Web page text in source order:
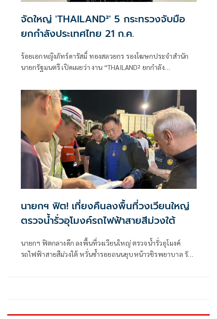
จัดใหญ่ 'THAILAND²' 5 กระทรวงจับมือ
ยกกำลังประเทศไทย 21 ก.ค.
ร้อยเอกหญิงภัทร์ดารัสมิ์ ทองสลวยกร รองโฆษกประจำสำนัก
นายกรัฐมนตรี เปิดเผยว่า งาน “THAILAND² ยกกำลัง
ครั้งแรกจากการผนึกกำลังของ 5 กระทรวงหลัก
นายกฯ ฟิต! เที่ยงคืนลงพื้นที่วงเวียนใหญ่
ตรวจน้ำรั่วอุโมงค์รถไฟฟ้าสายสีม่วงใต้
นายกฯ ฟิตกลางดึก ลงพื้นที่วงเวียนใหญ่ ตรวจน้ำรั่วอุโมงค์
รถไฟฟ้าสายสีม่วงใต้ หวั่นซ้ำรอยถนนยุบหน้าวชิรพยาบาล รับ